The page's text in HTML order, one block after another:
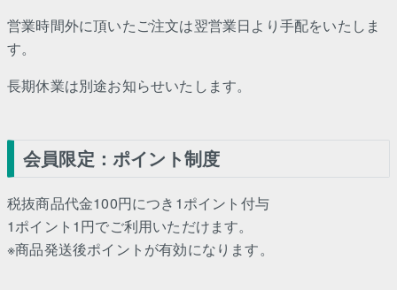
営業時間外に頂いたご注文は翌営業日より手配をいたしま
す。
長期休業は別途お知らせいたします。
会員限定：ポイント制度
税抜商品代金100円につき1ポイント付与
1ポイント1円でご利用いただけます。
※商品発送後ポイントが有効になります。